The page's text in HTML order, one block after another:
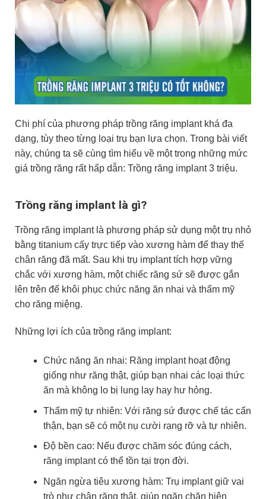
Chi phí của phương pháp trồng răng implant khá đa
dạng, tùy theo từng loại trụ bạn lựa chọn. Trong bài viết
này, chúng ta sẽ cùng tìm hiểu về một trong những mức
giá trồng răng rất hấp dẫn: Trồng răng implant 3 triệu.
Trồng răng implant là gì?
Trồng răng implant là phương pháp sử dụng một trụ nhỏ
bằng titanium cấy trực tiếp vào xương hàm để thay thế
chân răng đã mất. Sau khi trụ implant tích hợp vững
chắc với xương hàm, một chiếc răng sứ sẽ được gắn
lên trên để khôi phục chức năng ăn nhai và thẩm mỹ
cho răng miệng.
Những lợi ích của trồng răng implant:
Chức năng ăn nhai: Răng implant hoạt động
giống như răng thật, giúp bạn nhai các loại thức
ăn mà không lo bị lung lay hay hư hỏng.
Thẩm mỹ tự nhiên: Với răng sứ được chế tác cẩn
thận, bạn sẽ có một nụ cười rạng rỡ và tự nhiên.
Độ bền cao: Nếu được chăm sóc đúng cách,
răng implant có thể tồn tại trọn đời.
Ngăn ngừa tiêu xương hàm: Trụ implant giữ vai
trò như chân răng thật, giúp ngăn chặn hiện